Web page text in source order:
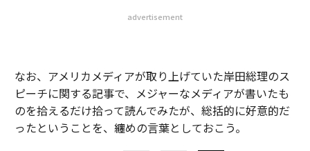
advertisement
なお、アメリカメディアが取り上げていた岸田総理のス
ピーチに関する記事で、メジャーなメディアが書いたも
のを拾えるだけ拾って読んでみたが、総括的に好意的だ
ったということを、纏めの言葉としておこう。